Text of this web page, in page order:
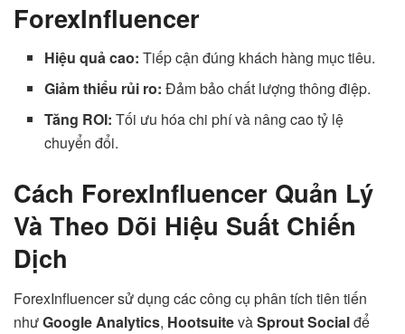
ForexInfluencer
Hiệu quả cao: Tiếp cận đúng khách hàng mục tiêu.
Giảm thiểu rủi ro: Đảm bảo chất lượng thông điệp.
Tăng ROI: Tối ưu hóa chi phí và nâng cao tỷ lệ
chuyển đổi.
Cách ForexInfluencer Quản Lý
Và Theo Dõi Hiệu Suất Chiến
Dịch
ForexInfluencer sử dụng các công cụ phân tích tiên tiến
nhưGoogle Analytics, HootsuitevàSprout Socialđể